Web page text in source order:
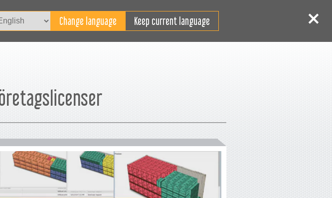
Keep current language
BEHÖVER DU HJÄLP?